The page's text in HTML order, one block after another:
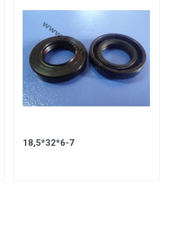
18,5*32*6-7